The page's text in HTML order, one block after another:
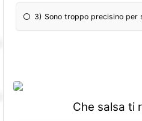
3) Sono troppo precisino per
Che salsa ti